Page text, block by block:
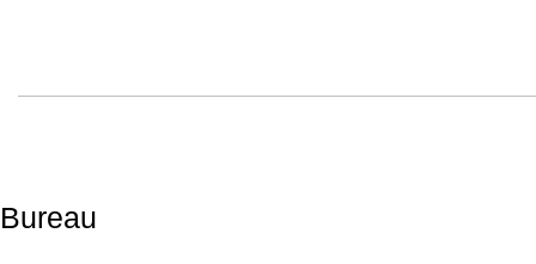
Bureau